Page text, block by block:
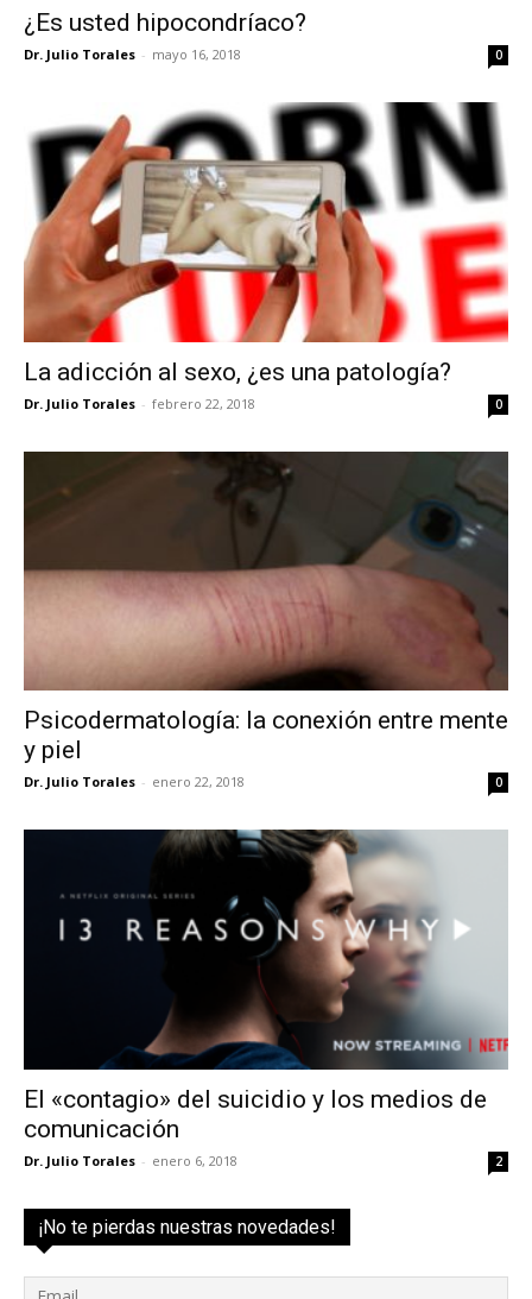
¿Es usted hipocondríaco?
Dr. Julio Torales - mayo 16, 2018 0
La adicción al sexo, ¿es una patología?
Dr. Julio Torales - febrero 22, 2018 0
Psicodermatología: la conexión entre mente
y piel
Dr. Julio Torales - enero 22, 2018 0
El «contagio» del suicidio y los medios de
comunicación
Dr. Julio Torales - enero 6, 2018 2
¡No te pierdas nuestras novedades!